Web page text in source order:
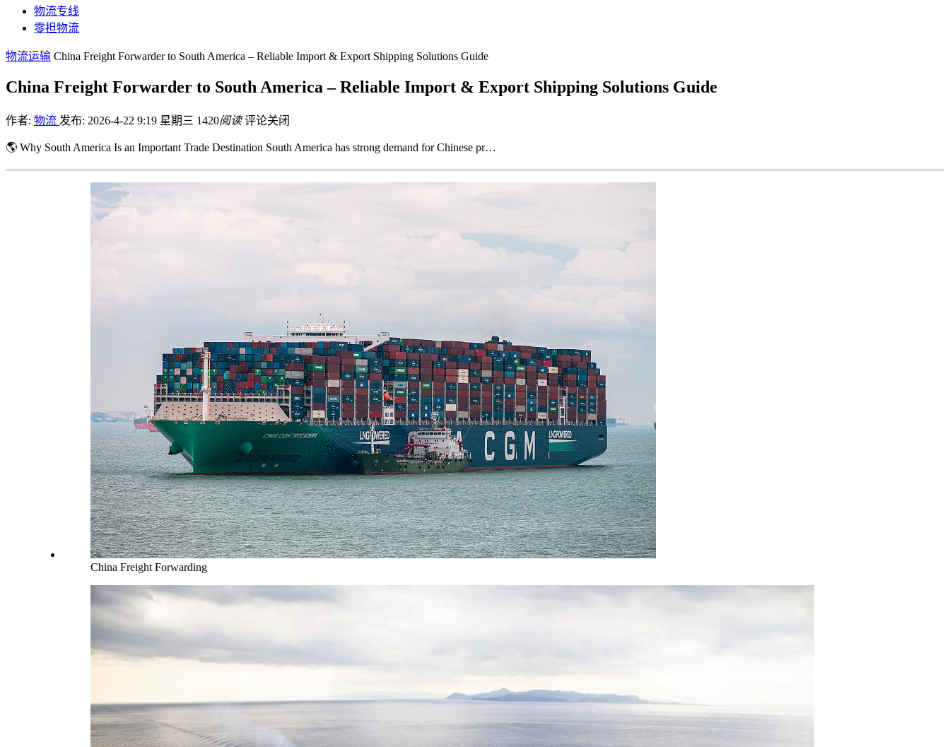
物流专线
零担物流
物流运输 China Freight Forwarder to South America – Reliable Import & Export Shipping Solutions Guide
China Freight Forwarder to South America – Reliable Import & Export Shipping Solutions Guide
作者: 物流 发布: 2026-4-22 9:19 星期三 1420阅读 评论关闭
🌎 Why South America Is an Important Trade Destination South America has strong demand for Chinese pr…
China Freight Forwarding